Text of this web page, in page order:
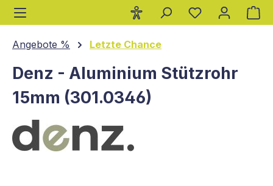
springen
Angebote % Letzte Chance
Denz - Aluminium Stützrohr
15mm (301.0346)